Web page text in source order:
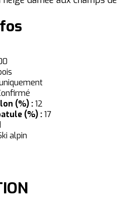
(%) :12
(%) :17
alpin